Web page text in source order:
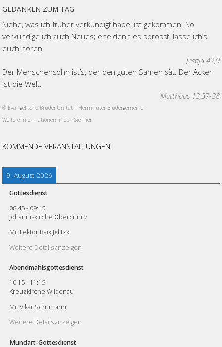
GEDANKEN ZUM TAG
Siehe, was ich früher verkündigt habe, ist gekommen. So
verkündige ich auch Neues; ehe denn es sprosst, lasse ich’s
euch hören.
Jesaja 42,9
Der Menschensohn ist’s, der den guten Samen sät. Der Acker
ist die Welt.
Matthäus 13,37-38
© Evangelische Brüder-Unität – Herrnhuter Brüdergemeine
Weitere Informationen finden Sie hier
KOMMENDE VERANSTALTUNGEN:
9. August 2026
Gottesdienst
08:45- 09:45
Johanniskirche Obercrinitz
Mit Lektor Raik Jelitzki
Weitere Details anzeigen
Abendmahlsgottesdienst
10:15- 11:15
Kreuzkirche Wildenau
Mit Vikar Schumann
Weitere Details anzeigen
Mundart-Gottesdienst